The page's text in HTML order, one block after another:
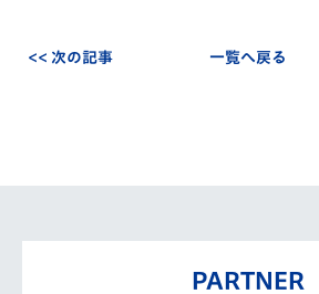
<< 次の記事 一覧へ戻る
PARTNER